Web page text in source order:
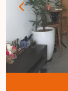
ideal para
Esta é
busca um
para morar
visita e
casa.